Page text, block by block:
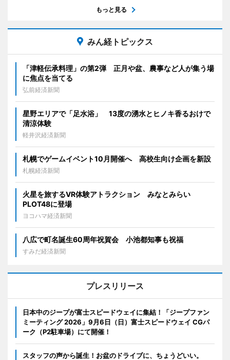
もっと見る
みん経トピックス
「津軽伝承料理」の第2弾 正月や盆、農事など人が集う場
に焦点を当てる
弘前経済新聞
星野エリアで「足水浴」 13度の湧水とヒノキ香るおけで
清涼体験
軽井沢経済新聞
札幌でゲームイベント10月開催へ 高校生向け企画を新設
札幌経済新聞
火星を旅するVR体験アトラクション みなとみらい
PLOT48に登場
ヨコハマ経済新聞
八広で町名誕生60周年祝賀会 小池都知事も祝福
すみだ経済新聞
プレスリリース
日本中のジープが富士スピードウェイに集結！「ジープファン
ミーティング 2026」9月6日（日）富士スピードウェイ CGパ
ーク（P2駐車場）にて開催！
スタッフの声から誕生！お盆のドライブに、ちょうどいい。